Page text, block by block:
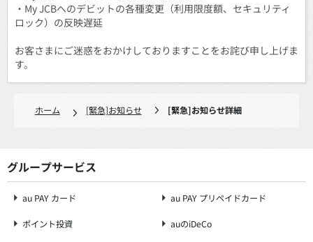
・My JCBへのデビットの各種変更（利用限度額、セキュリティ
ロック）の反映遅延
お客さまにご迷惑をおかけしておりますことをお詫び申し上げま
す。
ホーム [緊急]お知らせ [緊急]お知らせ詳細
グループサービス
au PAY カード au PAY プリペイドカード
ポイント投資 auのiDeCo